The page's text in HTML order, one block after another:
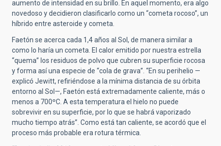
aumento de intensidad en su brillo. En aquel momento, era algo
novedoso y decidieron clasificarlo como un “cometa rocoso”, un
híbrido entre asteroide y cometa.
Faetón se acerca cada 1,4 años al Sol, de manera similar a
como lo haría un cometa. El calor emitido por nuestra estrella
“quema” los residuos de polvo que cubren su superficie rocosa
y forma así una especie de “cola de grava”. “En su perihelio —
explicó Jewitt, refiriéndose a la mínima distancia de su órbita
entorno al Sol—, Faetón está extremadamente caliente, más o
menos a 700ºC. A esta temperatura el hielo no puede
sobrevivir en su superficie, por lo que se habrá vaporizado
mucho tiempo atrás”. Como está tan caliente, se acordó que el
proceso más probable era rotura térmica.